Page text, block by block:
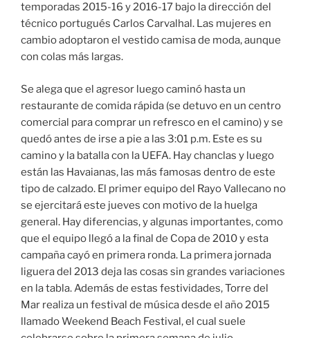
temporadas 2015-16 y 2016-17 bajo la dirección del
técnico portugués Carlos Carvalhal. Las mujeres en
cambio adoptaron el vestido camisa de moda, aunque
con colas más largas.
Se alega que el agresor luego caminó hasta un
restaurante de comida rápida (se detuvo en un centro
comercial para comprar un refresco en el camino) y se
quedó antes de irse a pie a las 3:01 p.m. Este es su
camino y la batalla con la UEFA. Hay chanclas y luego
están las Havaianas, las más famosas dentro de este
tipo de calzado. El primer equipo del Rayo Vallecano no
se ejercitará este jueves con motivo de la huelga
general. Hay diferencias, y algunas importantes, como
que el equipo llegó a la final de Copa de 2010 y esta
campaña cayó en primera ronda. La primera jornada
liguera del 2013 deja las cosas sin grandes variaciones
en la tabla. Además de estas festividades, Torre del
Mar realiza un festival de música desde el año 2015
llamado Weekend Beach Festival, el cual suele